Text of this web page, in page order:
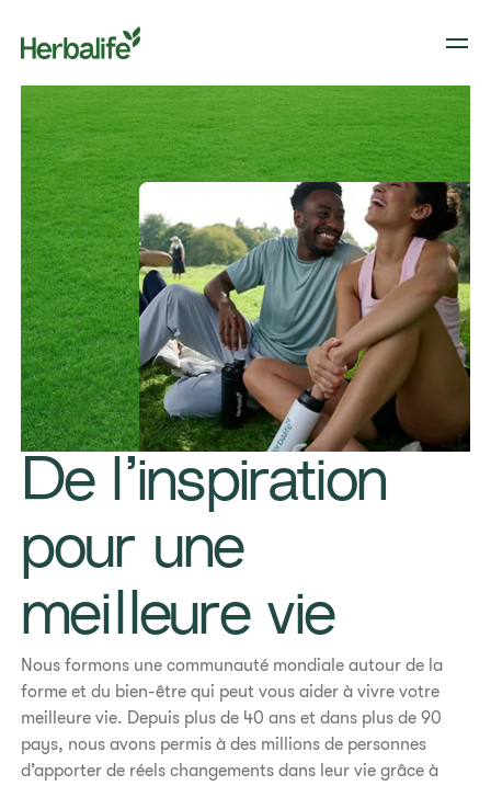
​De l’inspiration
pour une
meilleure vie
Nous formons une communauté mondiale autour de la
forme et du bien-être qui peut vous aider à vivre votre
meilleure vie. Depuis plus de 40 ans et dans plus de 90
pays, nous avons permis à des millions de personnes
d’apporter de réels changements dans leur vie grâce à